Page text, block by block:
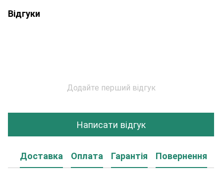
Відгуки
Додайте перший відгук
Написати відгук
Доставка Оплата Гарантія Повернення